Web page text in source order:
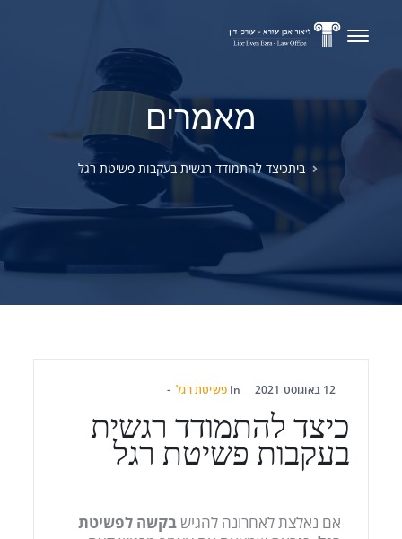
מאמרים
ביתכיצד להתמודד רגשית בעקבות פשיטת רגל
12 באוגוסט 2021 In פשיטת רגל
כיצד להתמודד רגשית
בעקבות פשיטת רגל
אם נאלצת לאחרונה להגישבקשה לפשיטת